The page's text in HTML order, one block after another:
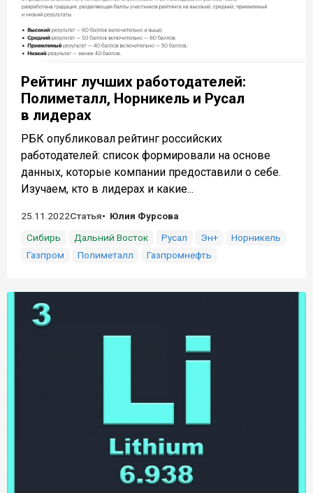
Рейтинг лучших работодателей:
Полиметалл, Норникель и Русал
в лидерах
РБК опубликовал рейтинг российских
работодателей: список формировали на основе
данных, которые компании предоставили о себе.
Изучаем, кто в лидерах и какие...
25.11.2022Статья
Юлия Фурсова
Сибирь
Дальний Восток Русал Эн+
Норникель
Газпром
Полиметалл Газпромнефть